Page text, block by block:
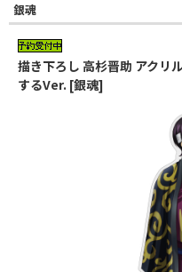
銀魂
描き下ろし 高杉晋助 アクリ
するVer. [銀魂]